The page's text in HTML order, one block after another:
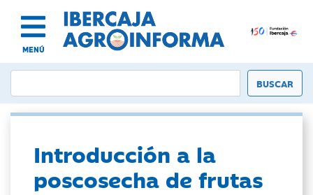
MENÚ
Introducción a la
poscosecha de frutas